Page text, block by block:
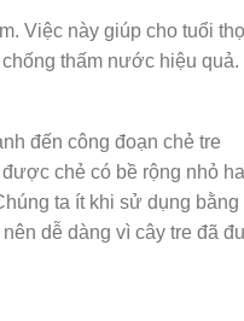
Việc này giúp cho tuổi thọ
thấm nước hiệu quả.
đến công đoạn chẻ tre
chẻ có bề rộng nhỏ
ta ít khi sử dụng bằng
dễ dàng vì cây tre đã